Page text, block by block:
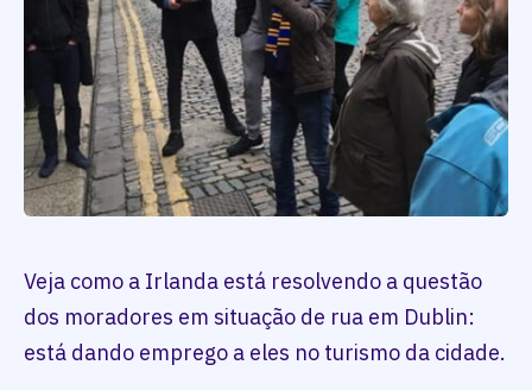
Veja como a Irlanda está resolvendo a questão
dos moradores em situação de rua em Dublin:
está dando emprego a eles no turismo da cidade.